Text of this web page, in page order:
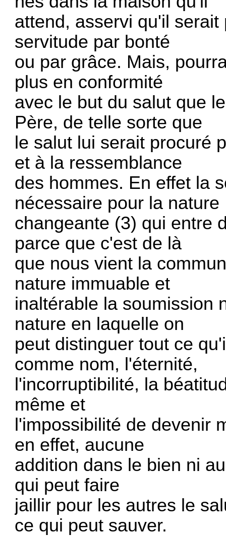
attend, asservi qu'il
servitude par bonté
ou par grâce. Mais,
plus en conformité
avec le but du salut que
Père, de telle sorte que
le salut lui serait procuré
et à la ressemblance
des hommes. En effet la
nécessaire pour la nature
changeante (3) qui entre
parce que c'est de là
que nous vient la
nature immuable et
inaltérable la soumission
nature en laquelle on
peut distinguer tout ce
comme nom, l'éternité,
l'incorruptibilité, la
même et
l'impossibilité de devenir
en effet, aucune
addition dans le bien ni
qui peut faire
jaillir pour les autres le
ce qui peut sauver.